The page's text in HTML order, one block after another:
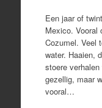
Een jaar of
Mexico. Vooral
Cozumel. Veel
water. Haaien,
stoere
gezellig, maar
vooral…